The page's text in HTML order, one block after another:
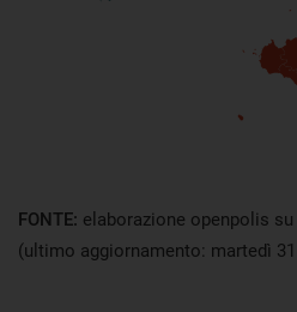
FONTE: elaborazione openpolis
(ultimo aggiornamento: martedì